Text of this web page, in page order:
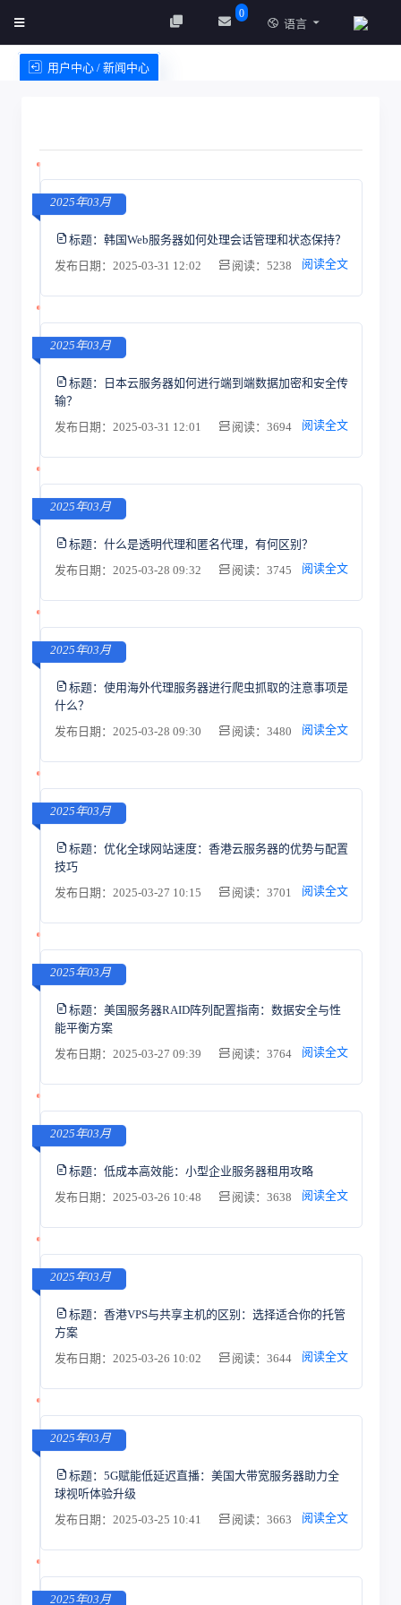
0
语言
用户中心 / 新闻中心
2025年03月
标题： 韩国Web服务器如何处理会话管理和状态保持？
发布日期：2025-03-31 12:02
阅读：5238 阅读全文
2025年03月
标题：
日本云服务器如何进行端到端数据加密和安全传
输？
发布日期：2025-03-31 12:01
阅读：3694 阅读全文
2025年03月
标题： 什么是透明代理和匿名代理，有何区别？
发布日期：2025-03-28 09:32
阅读：3745 阅读全文
2025年03月
标题： 使用海外代理服务器进行爬虫抓取的注意事项是
什么？
发布日期：2025-03-28 09:30
阅读：3480 阅读全文
2025年03月
标题： 优化全球网站速度：香港云服务器的优势与配置
技巧
发布日期：2025-03-27 10:15
阅读：3701 阅读全文
2025年03月
标题： 美国服务器RAID阵列配置指南：数据安全与性
能平衡方案
发布日期：2025-03-27 09:39
阅读：3764 阅读全文
2025年03月
标题： 低成本高效能：小型企业服务器租用攻略
发布日期：2025-03-26 10:48
阅读：3638 阅读全文
2025年03月
标题： 香港VPS与共享主机的区别：选择适合你的托管
方案
发布日期：2025-03-26 10:02
阅读：3644 阅读全文
2025年03月
标题： 5G赋能低延迟直播：美国大带宽服务器助力全
球视听体验升级
发布日期：2025-03-25 10:41
阅读：3663 阅读全文
2025年03月